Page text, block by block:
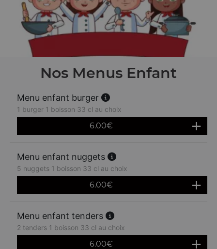
Nos Menus Enfant
Menu enfant burger
1 burger 1 boisson 33 cl au choix
6.00€
Menu enfant nuggets
5 nuggets 1 boisson 33 cl au choix
6.00€
Menu enfant tenders
2 tenders 1 boisson 33 cl au choix
6.00€